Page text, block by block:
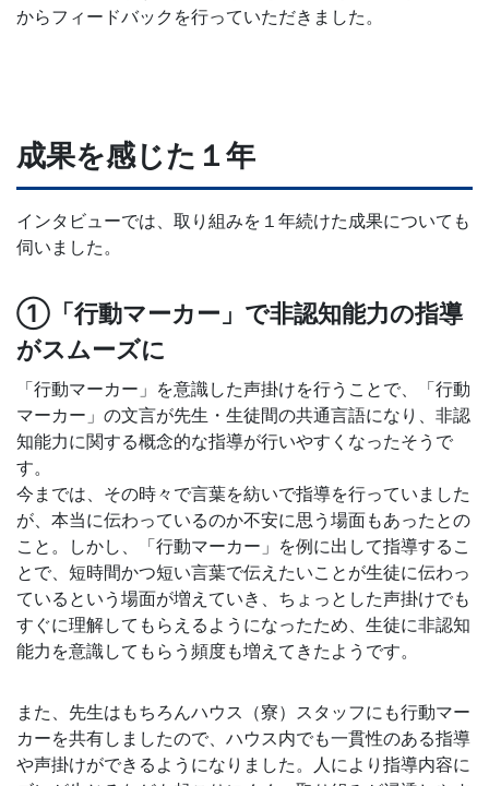
からフィードバックを行っていただきました。
成果を感じた１年
インタビューでは、取り組みを１年続けた成果についても
伺いました。
①「行動マーカー」で非認知能力の指導
がスムーズに
「行動マーカー」を意識した声掛けを行うことで、「行動
マーカー」の文言が先生・生徒間の共通言語になり、非認
知能力に関する概念的な指導が行いやすくなったそうで
す。
今までは、その時々で言葉を紡いで指導を行っていました
が、本当に伝わっているのか不安に思う場面もあったとの
こと。しかし、「行動マーカー」を例に出して指導するこ
とで、短時間かつ短い言葉で伝えたいことが生徒に伝わっ
ているという場面が増えていき、ちょっとした声掛けでも
すぐに理解してもらえるようになったため、生徒に非認知
能力を意識してもらう頻度も増えてきたようです。
また、先生はもちろんハウス（寮）スタッフにも行動マー
カーを共有しましたので、ハウス内でも一貫性のある指導
や声掛けができるようになりました。人により指導内容に